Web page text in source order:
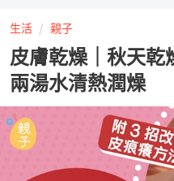
生活 親子
皮膚乾燥｜秋天乾
兩湯水清熱潤燥